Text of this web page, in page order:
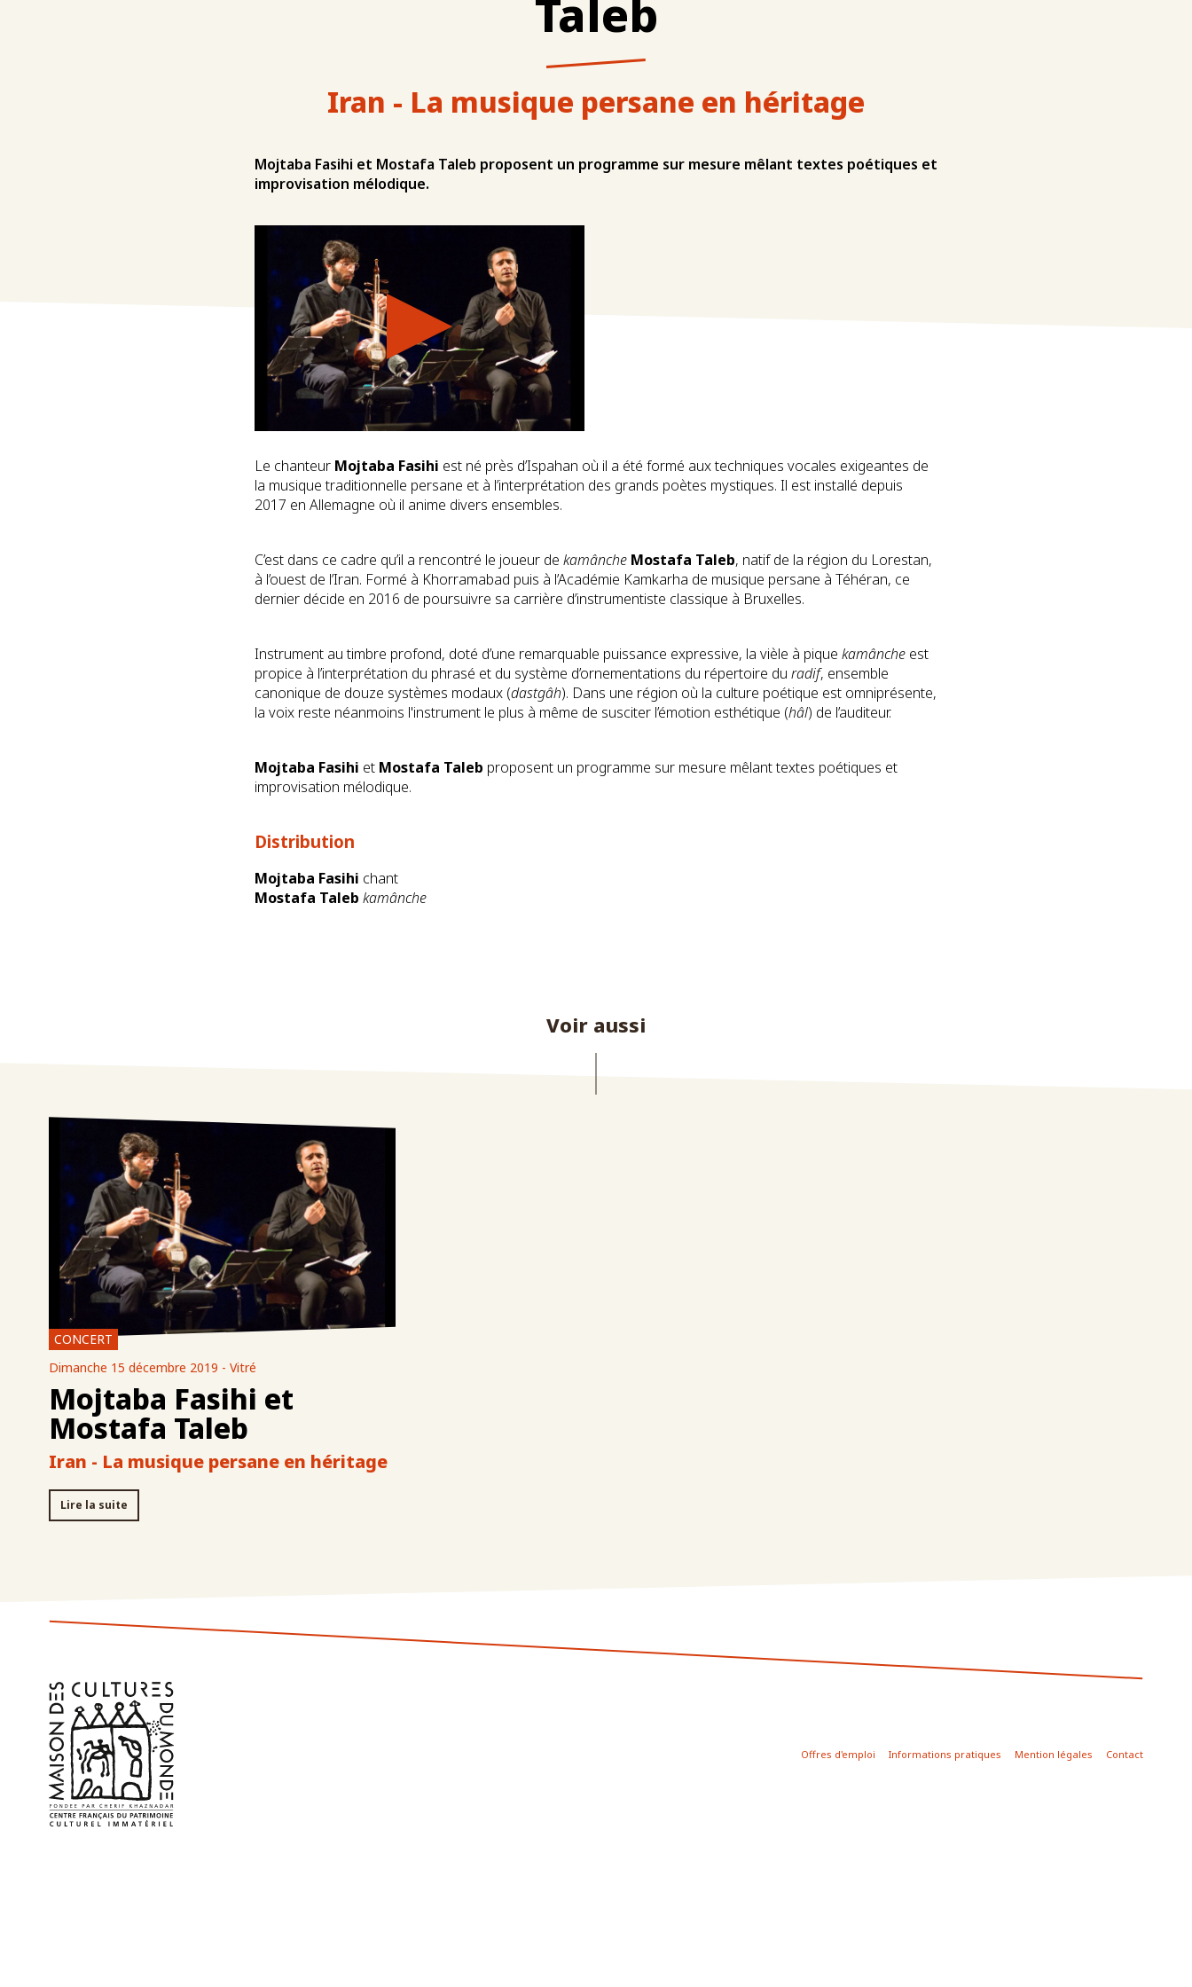
Taleb
Iran - La musique persane en héritage
Mojtaba Fasihi et Mostafa Taleb proposent un programme sur mesure mêlant textes poétiques et
improvisation mélodique.
Le chanteur Mojtaba Fasihi est né près d’Ispahan où il a été formé aux techniques vocales exigeantes de
la musique traditionnelle persane et à l’interprétation des grands poètes mystiques. Il est installé depuis
2017 en Allemagne où il anime divers ensembles.
C’est dans ce cadre qu’il a rencontré le joueur de kamânche Mostafa Taleb, natif de la région du Lorestan,
à l’ouest de l’Iran. Formé à Khorramabad puis à l’Académie Kamkarha de musique persane à Téhéran, ce
dernier décide en 2016 de poursuivre sa carrière d’instrumentiste classique à Bruxelles.
Instrument au timbre profond, doté d’une remarquable puissance expressive, la vièle à pique kamânche est
propice à l’interprétation du phrasé et du système d’ornementations du répertoire du radif, ensemble
canonique de douze systèmes modaux (dastgâh). Dans une région où la culture poétique est omniprésente,
la voix reste néanmoins l'instrument le plus à même de susciter l’émotion esthétique (hâl) de l’auditeur.
Mojtaba Fasihi et Mostafa Taleb proposent un programme sur mesure mêlant textes poétiques et
improvisation mélodique.
Distribution
Mojtaba Fasihi chant
Mostafa Taleb kamânche
Voir aussi
CONCERT
Dimanche 15 décembre 2019 - Vitré
Mojtaba Fasihi et
Mostafa Taleb
Iran - La musique persane en héritage
Lire la suite
Offres d'emploi Informations pratiques Mention légales Contact